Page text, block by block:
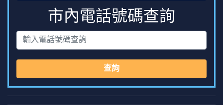
市內電話號碼查詢
查詢